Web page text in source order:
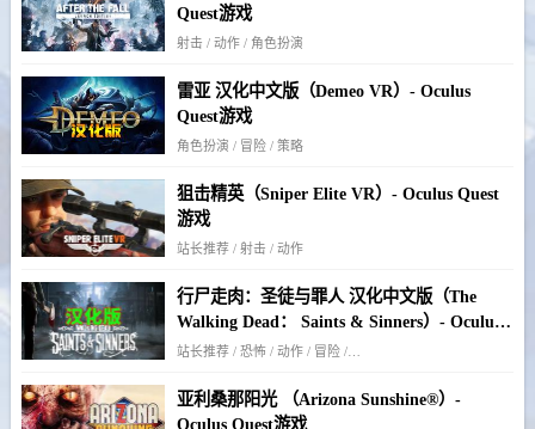
Quest游戏
射击 / 动作 / 角色扮演
雷亚 汉化中文版（Demeo VR）- Oculus
Quest游戏
角色扮演 / 冒险 / 策略
狙击精英（Sniper Elite VR）- Oculus Quest
游戏
站长推荐 / 射击 / 动作
行尸走肉：圣徒与罪人 汉化中文版（The
Walking Dead： Saints & Sinners）- Oculus
Quest游戏
站长推荐 / 恐怖 / 动作 / 冒险 / 僵尸 / 生存
亚利桑那阳光 （Arizona Sunshine®）-
Oculus Quest游戏